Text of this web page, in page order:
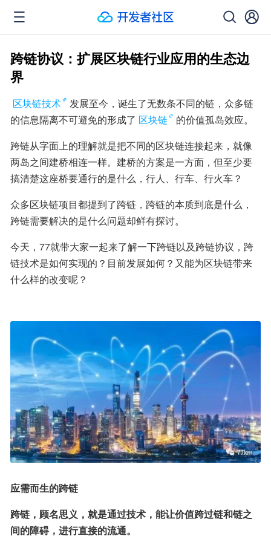
跨链协议：扩展区块链行业应用的生态边
界
区块链技术
发展至今，诞生了无数条不同的链，众多链
的信息隔离不可避免的形成了 区块链
的价值孤岛效应。
跨链从字面上的理解就是把不同的区块链连接起来，就像
两岛之间建桥相连一样。建桥的方案是一方面，但至少要
搞清楚这座桥要通行的是什么，行人、行车、行火车？
众多区块链项目都提到了跨链，跨链的本质到底是什么，
跨链需要解决的是什么问题却鲜有探讨。
今天，77就带大家一起来了解一下跨链以及跨链协议，跨
链技术是如何实现的？目前发展如何？又能为区块链带来
什么样的改变呢？
应需而生的跨链
跨链，顾名思义，就是通过技术，能让价值跨过链和链之
间的障碍，进行直接的流通。